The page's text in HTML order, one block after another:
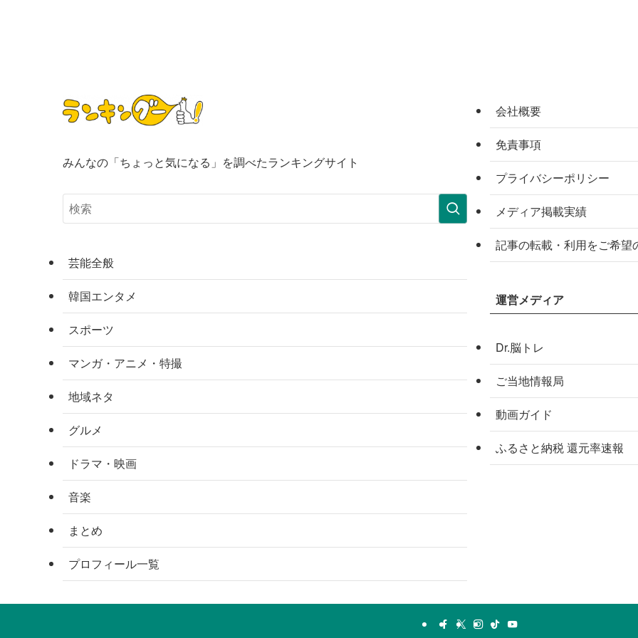
みんなの「ちょっと気になる」を調べたランキングサイト
芸能全般
韓国エンタメ
スポーツ
マンガ・アニメ・特撮
地域ネタ
グルメ
ドラマ・映画
音楽
まとめ
プロフィール一覧
会社概要
免責事項
プライバシーポリシー
メディア掲載実績
記事の転載・利用をご希望
運営メディア
Dr.脳トレ
ご当地情報局
動画ガイド
ふるさと納税 還元率速報